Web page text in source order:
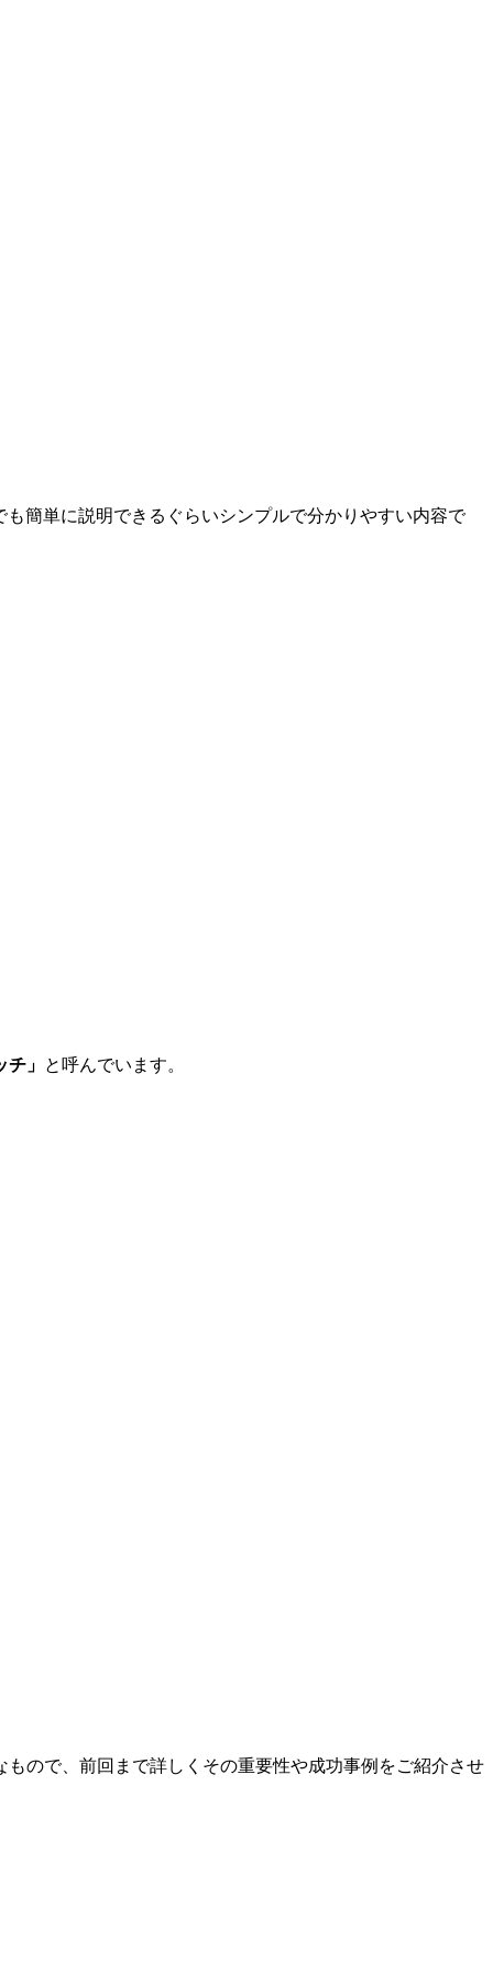
簡単に説明できるぐらいシンプルで分かりやすい内容で
」 と呼んでいます。
もので、前回まで詳しくその重要性や成功事例をご紹介させ